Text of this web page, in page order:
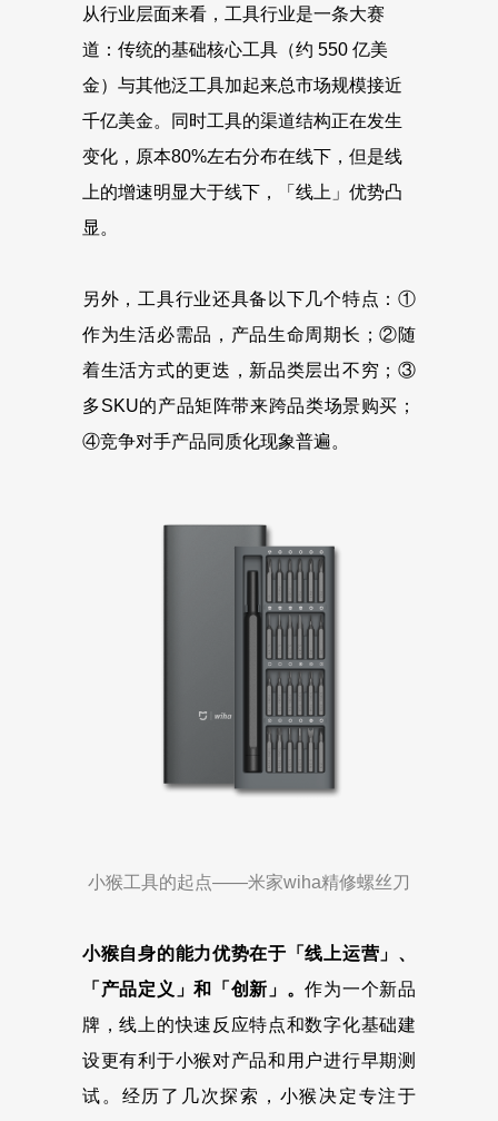
从行业层面来看，工具行业是一条大赛
道：传统的基础核心工具（约 550 亿美
金）与其他泛工具加起来总市场规模接近
千亿美金。同时工具的渠道结构正在发生
变化，原本80%左右分布在线下，但是线
上的增速明显大于线下，「线上」优势凸
显。
另外，工具行业还具备以下几个特点：①
作为生活必需品，产品生命周期长；②随
着生活方式的更迭，新品类层出不穷；③
多SKU的产品矩阵带来跨品类场景购买；
④竞争对手产品同质化现象普遍。
小猴工具的起点——米家wiha精修螺丝刀
小猴自身的能力优势在于「线上运营」、
「产品定义」和「创新」。作为一个新品
牌，线上的快速反应特点和数字化基础建
设更有利于小猴对产品和用户进行早期测
试。经历了几次探索，小猴决定专注于